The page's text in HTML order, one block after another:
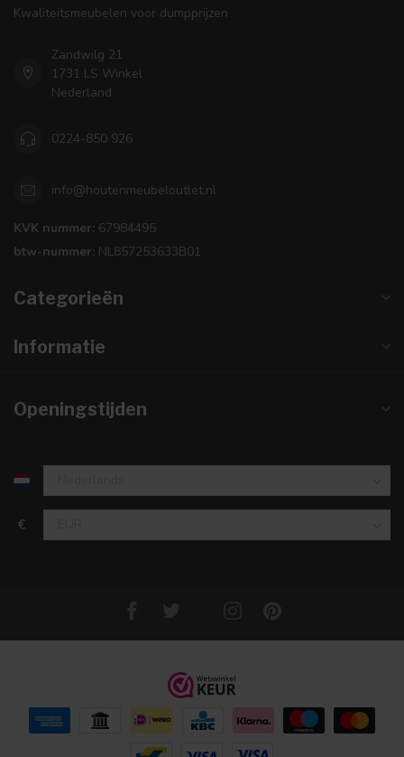
Kwaliteitsmeubelen voor dumpprijzen
Zandwilg 21
1731 LS Winkel
Nederland
0224-850 926
info@houtenmeubeloutlet.nl
KVK nummer: 67984495
btw-nummer: NL857253633B01
Categorieën
Informatie
Openingstijden
€